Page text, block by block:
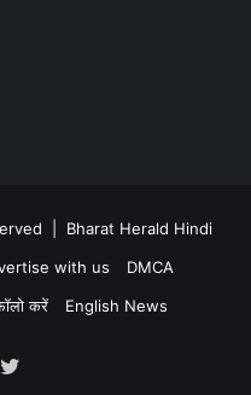
| Bharat Herald Hindi
with us
DMCA
करें English News